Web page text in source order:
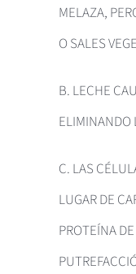
MELAZA,
O SALES
B. LECHE
ELIMINANDO
C. LAS
LUGAR DE
PROTEÍNA